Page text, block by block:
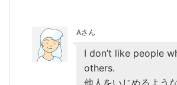
Aさん
I don’t like people
others.